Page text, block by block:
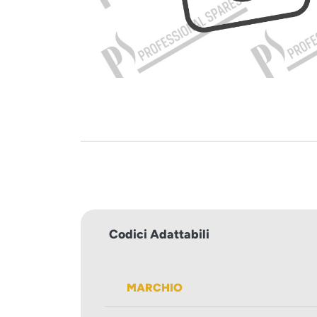
Codici Adattabili
MARCHIO